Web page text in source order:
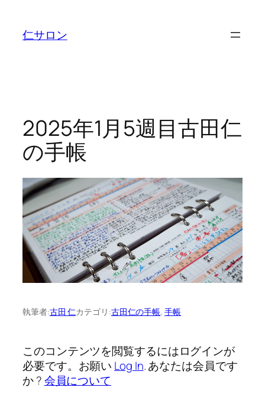
仁サロン
2025年1月5週目古田仁
の手帳
執筆者:古田 仁カテゴリ:古田仁の手帳, 手帳
このコンテンツを閲覧するにはログインが
必要です。お願い Log In. あなたは会員です
か ?会員について